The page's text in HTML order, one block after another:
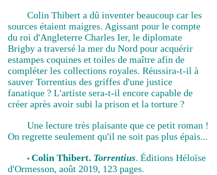
Colin Thibert a dû inventer beaucoup car les
sources étaient maigres. Agissant pour le compte
du roi d'Angleterre Charles Ier, le diplomate
Brigby a traversé la mer du Nord pour acquérir
estampes coquines et toiles de maître afin de
compléter les collections royales. Réussira-t-il à
sauver Torrentius des griffes d'une justice
fanatique ? L'artiste sera-t-il encore capable de
créer après avoir subi la prison et la torture ?
Une lecture très plaisante que ce petit roman !
On regrette seulement qu'il ne soit pas plus épais...
• Colin Thibert. Torrentius. Éditions Héloïse
d'Ormesson, août 2019, 123 pages.